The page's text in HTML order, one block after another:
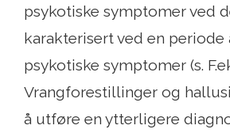
psykotiske symptomer ved
karakterisert ved en periode
psykotiske symptomer (s.
Vrangforestillinger og
å utføre en ytterligere